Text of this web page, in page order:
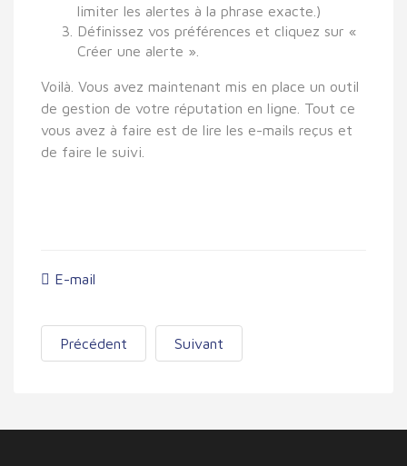
limiter les alertes à la phrase exacte.)
Définissez vos préférences et cliquez sur «
Créer une alerte ».
Voilà. Vous avez maintenant mis en place un outil
de gestion de votre réputation en ligne. Tout ce
vous avez à faire est de lire les e-mails reçus et
de faire le suivi.
E-mail
Précédent Suivant